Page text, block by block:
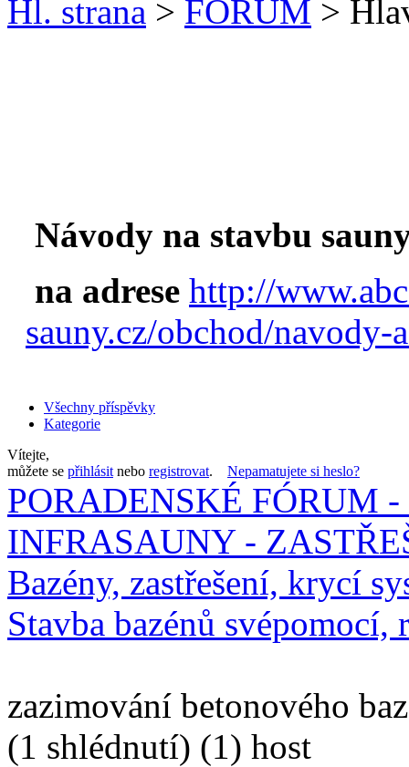
Hl. strana > FÓRUM >
Návody na stavbu
na adrese http://
sauny.cz/obchod/
Všechny příspěvky
Kategorie
Vítejte,
můžete se přihlásit nebo registrovat. Nepamatujete si heslo?
PORADENSKÉ FÓRUM
INFRASAUNY -
Bazény, zastřešení, krycí
Stavba bazénů
zazimování betonového
(1 shlédnutí) (1) host